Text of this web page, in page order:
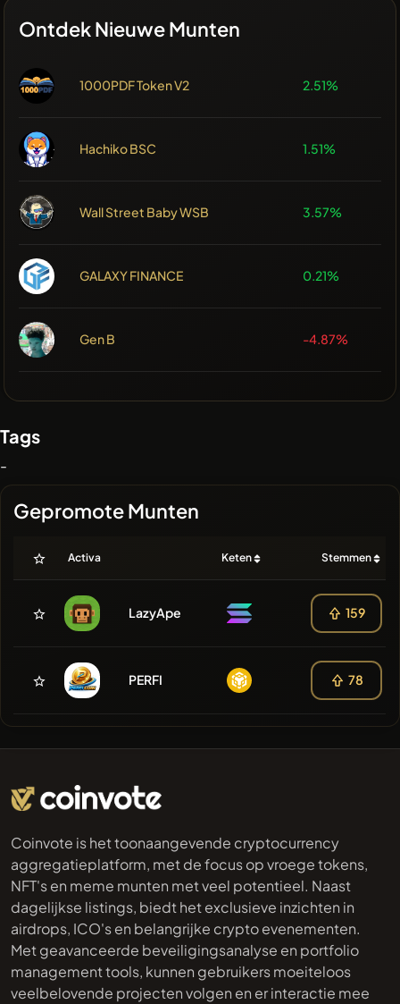
Ontdek Nieuwe Munten
1000PDF Token V2 2.51%
Hachiko BSC 1.51%
Wall Street Baby WSB 3.57%
GALAXY FINANCE 0.21%
Gen B -4.87%
Tags
-
Gepromote Munten
Activa Keten Stemmen
LazyApe 159
PERFI 78
Coinvote is het toonaangevende cryptocurrency
aggregatieplatform, met de focus op vroege tokens,
NFT's en meme munten met veel potentieel. Naast
dagelijkse listings, biedt het exclusieve inzichten in
airdrops, ICO's en belangrijke crypto evenementen.
Met geavanceerde beveiligingsanalyse en portfolio
management tools, kunnen gebruikers moeiteloos
veelbelovende projecten volgen en er interactie mee